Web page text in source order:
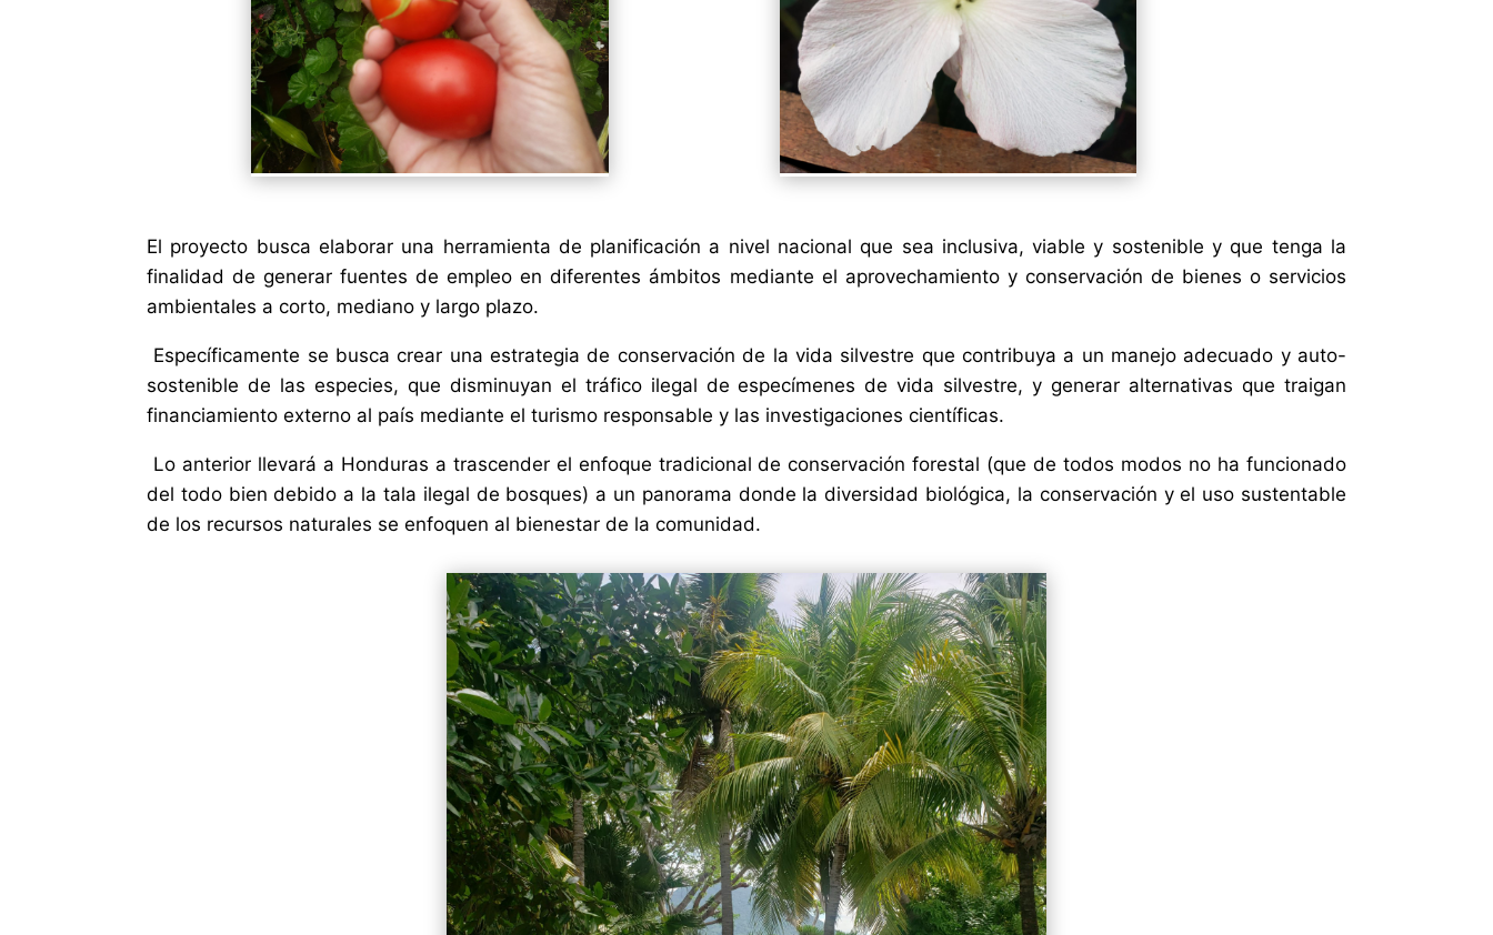
El proyecto busca elaborar una herramienta de planificación a nivel nacional que sea inclusiva, viable y sostenible y que tenga la
finalidad de generar fuentes de empleo en diferentes ámbitos mediante el aprovechamiento y conservación de bienes o servicios
ambientales a corto, mediano y largo plazo.
Específicamente se busca crear una estrategia de conservación de la vida silvestre que contribuya a un manejo adecuado y auto-
sostenible de las especies, que disminuyan el tráfico ilegal de especímenes de vida silvestre, y generar alternativas que traigan
financiamiento externo al país mediante el turismo responsable y las investigaciones científicas.
Lo anterior llevará a Honduras a trascender el enfoque tradicional de conservación forestal (que de todos modos no ha funcionado
del todo bien debido a la tala ilegal de bosques) a un panorama donde la diversidad biológica, la conservación y el uso sustentable
de los recursos naturales se enfoquen al bienestar de la comunidad.